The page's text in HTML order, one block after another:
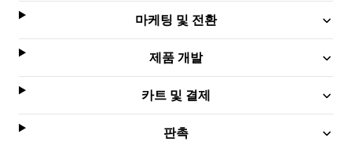
마케팅 및 전환
제품 개발
카트 및 결제
판촉